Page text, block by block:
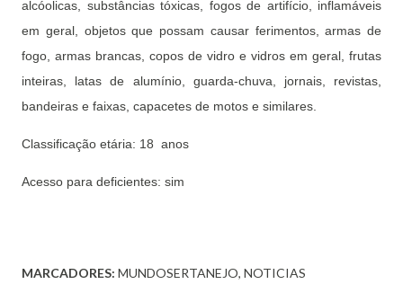
alcóolicas, substâncias tóxicas, fogos de artifício, inflamáveis
em geral, objetos que possam causar ferimentos, armas de
fogo, armas brancas, copos de vidro e vidros em geral, frutas
inteiras, latas de alumínio, guarda-chuva, jornais, revistas,
bandeiras e faixas, capacetes de motos e similares.
Classificação etária: 18 anos
Acesso para deficientes: sim
MARCADORES: MUNDOSERTANEJO NOTICIAS